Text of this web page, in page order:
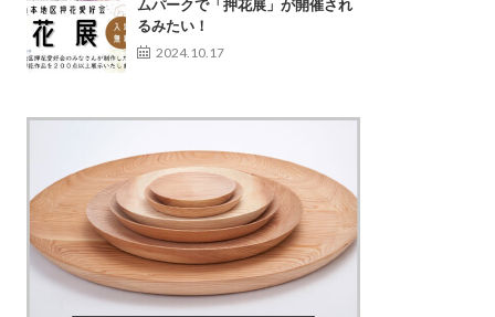
ムパークで「押花展」が開催され
るみたい！
2024.10.17